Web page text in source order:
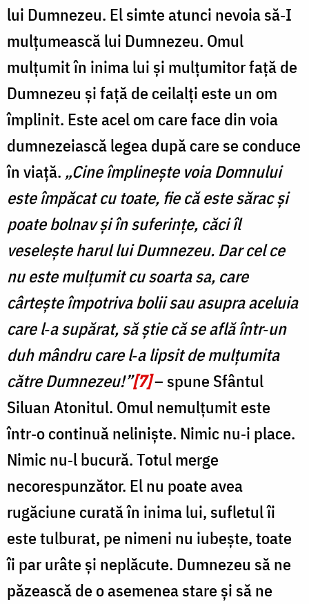
lui Dumnezeu. El simte atunci nevoia să‑I
mulțumească lui Dumnezeu. Omul
mulțumit în inima lui și mulțumitor față de
Dumnezeu și față de ceilalți este un om
împlinit. Este acel om care face din voia
dumnezeiască legea după care se conduce
în viață. „Cine împlinește voia Domnului
este împăcat cu toate, fie că este sărac și
poate bolnav și în suferințe, căci îl
veselește harul lui Dumnezeu. Dar cel ce
nu este mulțumit cu soarta sa, care
cârtește împotriva bolii sau asupra aceluia
care l‑a supărat, să știe că se află într‑un
duh mândru care l‑a lipsit de mulțumita
către Dumnezeu!”[7]– spune Sfântul
Siluan Atonitul. Omul nemulțumit este
într‑o continuă nelinişte. Nimic nu‑i place.
Nimic nu‑l bucură. Totul merge
necorespunzător. El nu poate avea
rugăciune curată în inima lui, sufletul îi
este tulburat, pe nimeni nu iubește, toate
îi par urâte și neplăcute. Dumnezeu să ne
păzească de o asemenea stare și să ne